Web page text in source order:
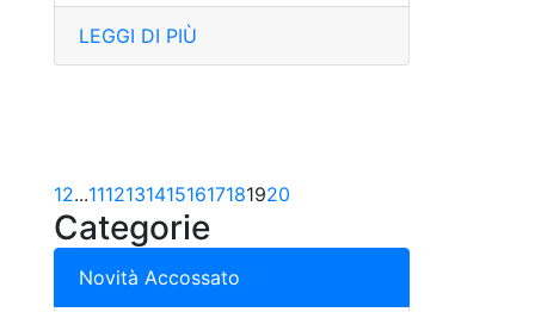
LEGGI DI PIÙ
12...11121314151617181920
Categorie
Novità Accossato